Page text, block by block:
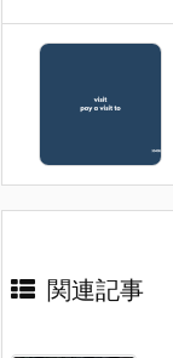
関連記事